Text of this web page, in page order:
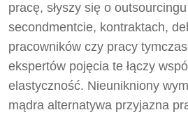
pracę, słyszy się o
secondmentcie, kontraktach,
pracowników czy pracy
ekspertów pojęcia te łączy
elastyczność. Nieunikniony
mądra alternatywa przyjazna